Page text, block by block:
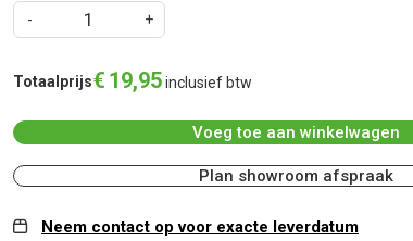
Totaalprijs€ 19,95inclusief btw
Voeg toe aan winkelwagen
Plan showroom afspraak
Neem contact op voor exacte leverdatum